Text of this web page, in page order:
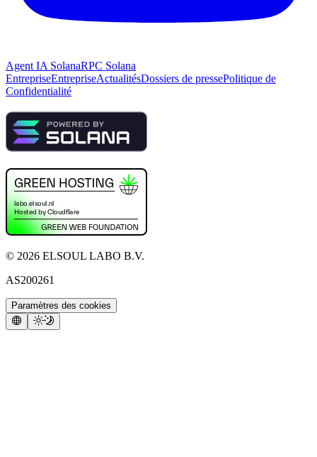
Agent IA SolanaRPC Solana
EntrepriseEntrepriseActualitésDossiers de pressePolitique de
Confidentialité
© 2026 ELSOUL LABO B.V.
AS200261
Paramètres des cookies